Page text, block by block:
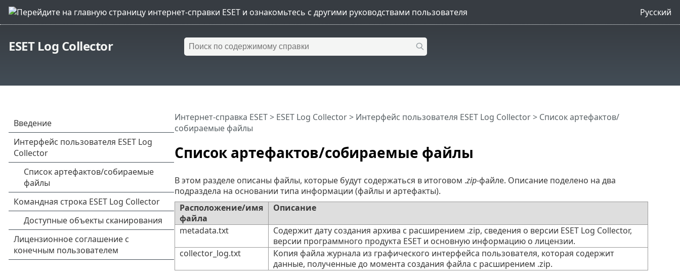
Русский
ESET Log Collector
Список артефактов/собираемые файлы
Интернет-справка ESET> ESET Log Collector> Интерфейс пользователя ESET Log Collector> Список артефактов/
собираемые файлы
В этом разделе описаны файлы, которые будут содержаться в итоговом .zip-файле. Описание поделено на два
подраздела на основании типа информации (файлы и артефакты).
Расположение/имя
файла
Описание
metadata.txt
Содержит дату создания архива с расширением .zip, сведения о версии ESET Log Collector,
версии программного продукта ESET и основную информацию о лицензии.
collector_log.txt
Копия файла журнала из графического интерфейса пользователя, которая содержит
данные, полученные до момента создания файла с расширением .zip.